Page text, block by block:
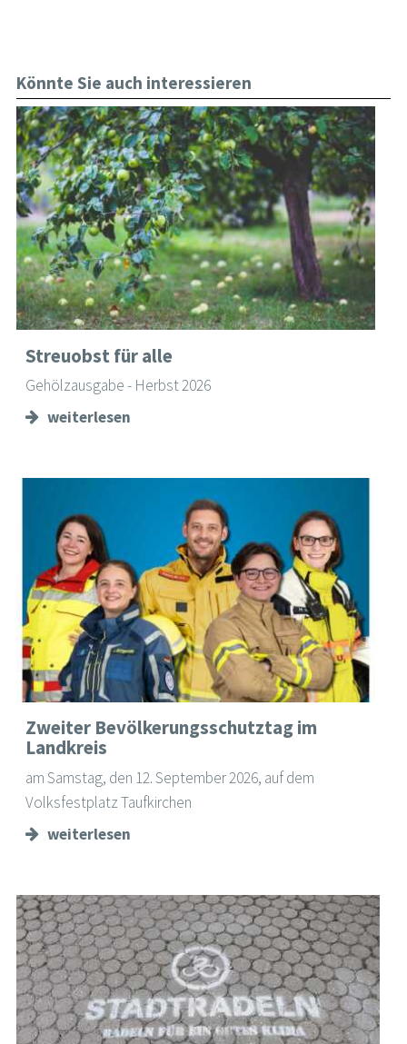
Könnte Sie auch interessieren
Streuobst für alle
Gehölzausgabe - Herbst 2026
weiterlesen
Zweiter Bevölkerungsschutztag im
Landkreis
am Samstag, den 12. September 2026, auf dem
Volksfestplatz Taufkirchen
weiterlesen